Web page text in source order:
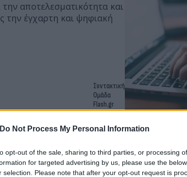
Do Not Process My Personal Information
opt-out of the sale, sharing to third parties, or processing
for targeted advertising by us, please use the
selection. Please note that after your opt-out request is
αποτελεσματικότητα και
την έγχαρτη και ψηφιακή
Συντακτική
Ομάδα
Flash.gr
η χώρα από το Ταμείο